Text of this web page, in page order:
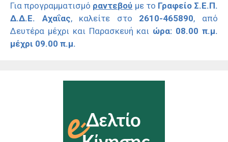
Για προγραμματισμό ραντεβού με το Γραφείο Σ.Ε.Π.
Δ.Δ.Ε. Αχαΐας, καλείτε στο 2610-465890, από
Δευτέρα μέχρι και Παρασκευή και ώρα: 08.00 π.μ.
μέχρι 09.00 π.μ.